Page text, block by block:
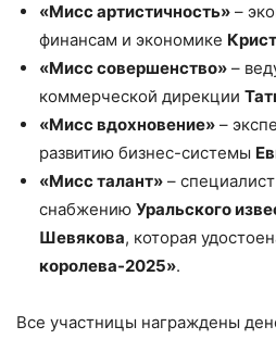
«Мисс артистичность» –
финансам и экономике
«Мисс совершенство» –
коммерческой дирекции
«Мисс вдохновение» –
развитию бизнес-системы
«Мисс талант» –
снабжению Уральского
Шевякова, которая
королева-2025».
Все участницы награждены